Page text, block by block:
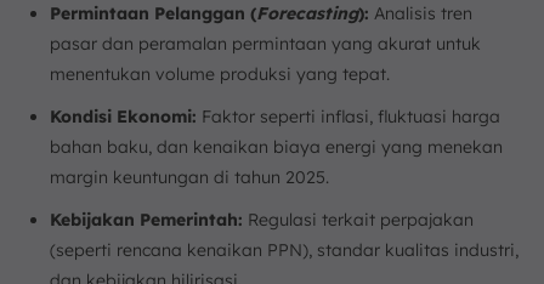
Permintaan Pelanggan (Forecasting): Analisis tren
pasar dan peramalan permintaan yang akurat untuk
menentukan volume produksi yang tepat.
Kondisi Ekonomi: Faktor seperti inflasi, fluktuasi harga
bahan baku, dan kenaikan biaya energi yang menekan
margin keuntungan di tahun 2025.
Kebijakan Pemerintah: Regulasi terkait perpajakan
(seperti rencana kenaikan PPN), standar kualitas industri,